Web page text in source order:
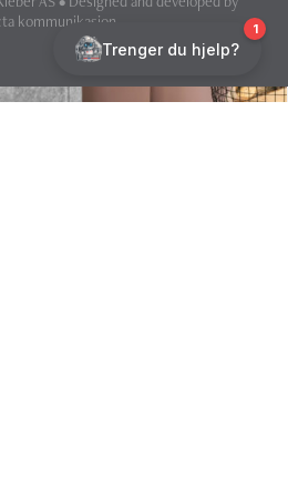
kommunikasjon